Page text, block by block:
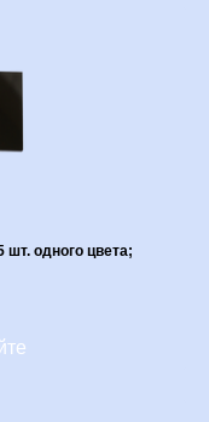
шт. одного цвета;